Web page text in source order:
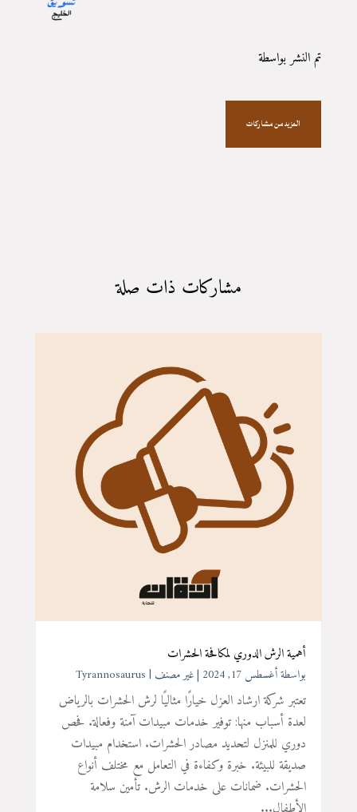
تم النشر بواسطة
المزيد من مشاركات
مشاركات ذات صلة
أهمية الرش الدوري لمكافحة الحشرات
بواسطة ‪ Tyrannosaurus | ‏أغسطس 17, 2024 |غير مصنف
تعتبر شركة ارشاد العزل خيارًا مثاليًا لرش الحشرات بالرياض
لعدة أسباب منها: توفير خدمات مبيدات آمنة وفعالة. فحص
دوري للمنزل لتحديد مصادر الحشرات. استخدام مبيدات
صديقة للبيئة. خبرة وكفاءة في التعامل مع مختلف أنواع
الحشرات. ضمانات على خدمات الرش. تأمين سلامة